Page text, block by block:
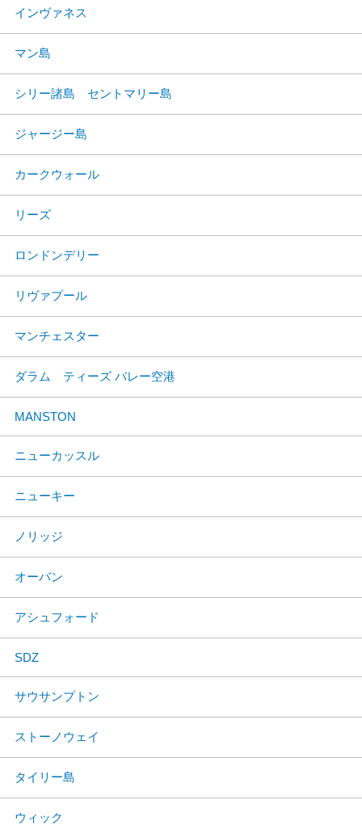
インヴァネス
マン島
シリー諸島 セントマリー島
ジャージー島
カークウォール
リーズ
ロンドンデリー
リヴァプール
マンチェスター
ダラム ティーズ バレー空港
MANSTON
ニューカッスル
ニューキー
ノリッジ
オーバン
アシュフォード
SDZ
サウサンプトン
ストーノウェイ
タイリー島
ウィック